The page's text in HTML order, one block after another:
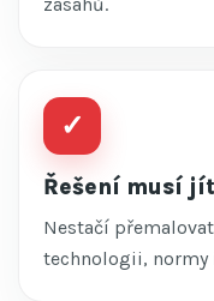
✓
Řešení musí
Nestačí
technologii,